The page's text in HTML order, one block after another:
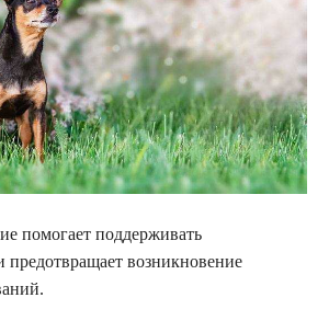
помогает поддерживать
предотвращает возникновение